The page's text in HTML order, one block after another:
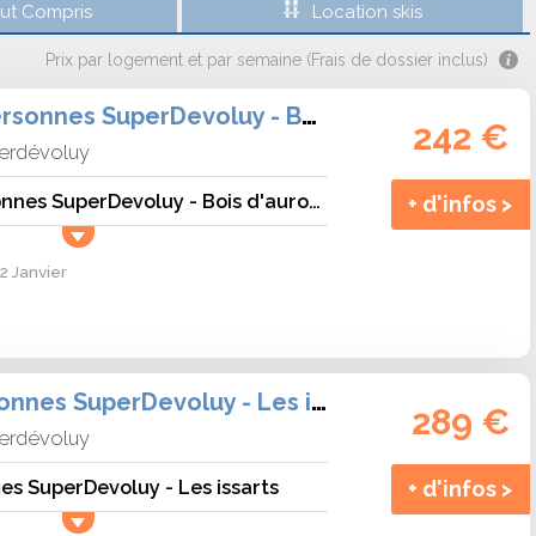
Compris Location skis
Prix par logement et par semaine (Frais de dossier inclus)
Studio - 2/3 personnes SuperDevoluy - Bois d\'aurouze bure
Studio - 2/3 personnes SuperDevoluy - Bois d'aurouze bure
Janvier
242 €
+ d'infos >
Studio - 3 personnes SuperDevoluy - Les issarts
SuperDevoluy - Les issarts
289 €
+ d'infos >